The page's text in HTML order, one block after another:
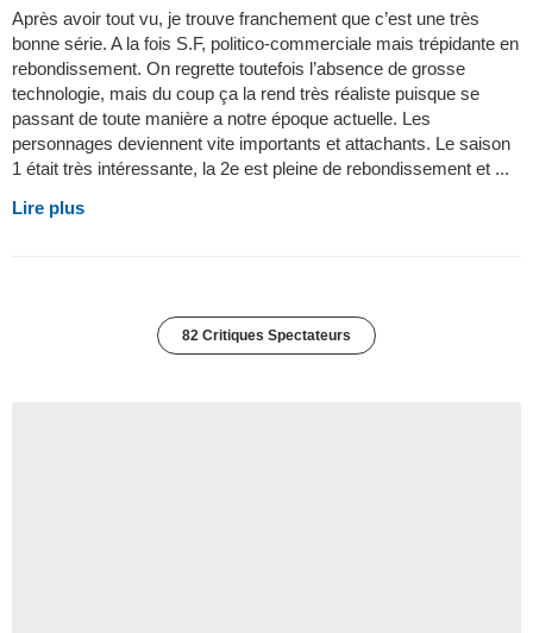
Après avoir tout vu, je trouve franchement que c’est une très
bonne série. A la fois S.F, politico-commerciale mais trépidante en
rebondissement. On regrette toutefois l’absence de grosse
technologie, mais du coup ça la rend très réaliste puisque se
passant de toute manière a notre époque actuelle. Les
personnages deviennent vite importants et attachants. Le saison
1 était très intéressante, la 2e est pleine de rebondissement et ...
Lire plus
82 Critiques Spectateurs